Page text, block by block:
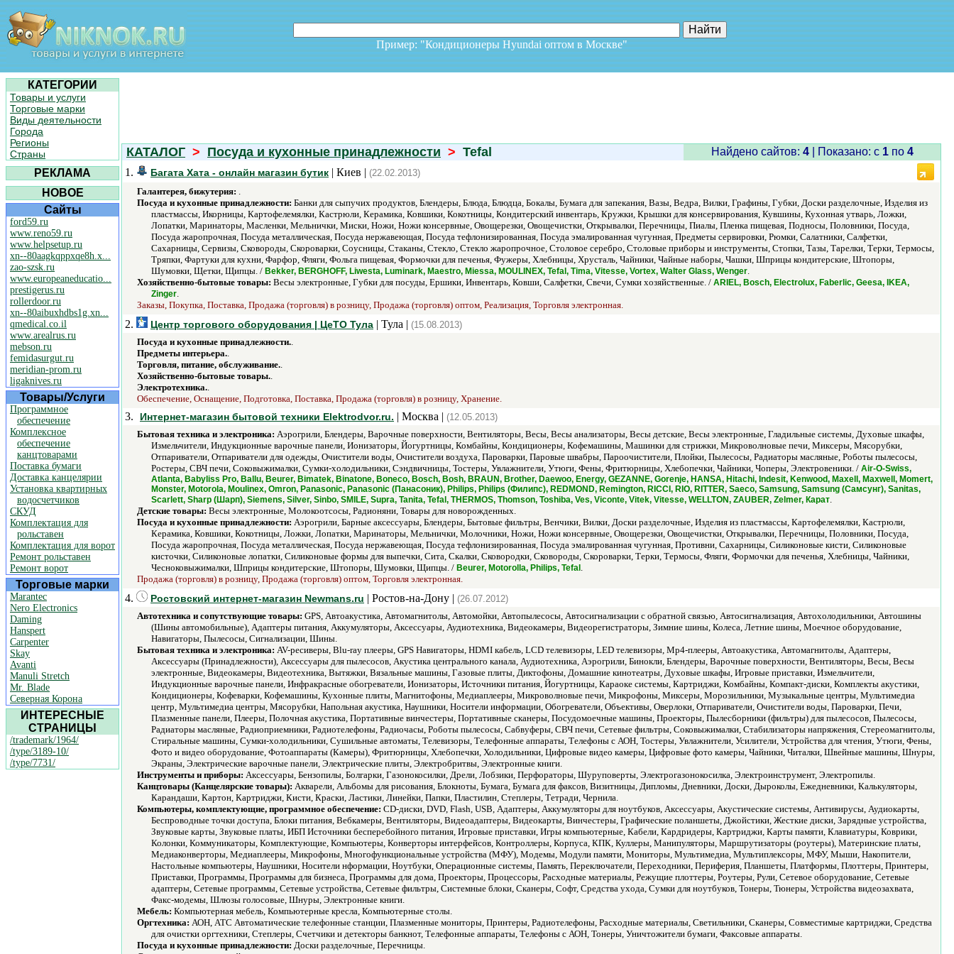
Пример: "Кондиционеры Hyundai оптом в Москве"
КАТЕГОРИИ
Товары и услуги
Торговые марки
Виды деятельности
Города
Регионы
Страны
РЕКЛАМА
НОВОЕ
Сайты
ford59.ru
www.reno59.ru
www.helpsetup.ru
xn--80aagkqppxqe8h.x...
zao-szsk.ru
www.europeaneducatio...
prestigerus.ru
rollerdoor.ru
xn--80aibuxhdbs1g.xn...
qmedical.co.il
www.arealrus.ru
mebson.ru
femidasurgut.ru
meridian-prom.ru
ligaknives.ru
Товары/Услуги
Программное
обеспечение
Комплексное
обеспечение
канцтоварами
Поставка бумаги
Доставка канцелярии
Установка квартирных
водосчетчиков
СКУД
Комплектация для
рольставен
Комплектация для ворот
Ремонт рольставен
Ремонт ворот
Торговые марки
Marantec
Nero Electronics
Daming
Hanspert
Carpenter
Skay
Avanti
Manuli Stretch
Mr. Blade
Северная Корона
ИНТЕРЕСНЫЕ
СТРАНИЦЫ
/trademark/1964/
/type/3189-10/
/type/7731/
КАТАЛОГ > Посуда и кухонные принадлежности > Tefal Найдено сайтов: 4| Показано: c 1по 4
1.
Багата Хата - онлайн магазин бутик | Киев | (22.02.2013)
Галантерея, бижутерия: .
Посуда и кухонные принадлежности: Банки для сыпучих продуктов, Блендеры, Блюда, Блюдца, Бокалы, Бумага для запекания, Вазы, Ведра, Вилки, Графины, Губки, Доски разделочные, Изделия из
пластмассы, Икорницы, Картофелемялки, Кастрюли, Керамика, Ковшики, Кокотницы, Кондитерский инвентарь, Кружки, Крышки для консервирования, Кувшины, Кухонная утварь, Ложки,
Лопатки, Маринаторы, Масленки, Мельнички, Миски, Ножи, Ножи консервные, Овощерезки, Овощечистки, Открывалки, Перечницы, Пиалы, Пленка пищевая, Подносы, Половники, Посуда,
Посуда жаропрочная, Посуда металлическая, Посуда нержавеющая, Посуда тефлонизированная, Посуда эмалированная чугунная, Предметы сервировки, Рюмки, Салатники, Салфетки,
Сахарницы, Сервизы, Сковороды, Скороварки, Соусницы, Стаканы, Стекло, Стекло жаропрочное, Столовое серебро, Столовые приборы и инструменты, Стопки, Тазы, Тарелки, Терки, Термосы,
Тряпки, Фартуки для кухни, Фарфор, Фляги, Фольга пищевая, Формочки для печенья, Фужеры, Хлебницы, Хрусталь, Чайники, Чайные наборы, Чашки, Шприцы кондитерские, Штопоры,
Шумовки, Щетки, Щипцы. / Bekker, BERGHOFF, Liwesta, Luminark, Maestro, Miessa, MOULINEX, Tefal, Tima, Vitesse, Vortex, Walter Glass, Wenger.
Хозяйственно-бытовые товары: Весы электронные, Губки для посуды, Ершики, Инвентарь, Ковши, Салфетки, Свечи, Сумки хозяйственные. / ARIEL, Bosch, Electrolux, Faberlic, Geesa, IKEA,
Zinger.
Заказы, Покупка, Поставка, Продажа (торговля) в розницу, Продажа (торговля) оптом, Реализация, Торговля электронная.
2. Центр торгового оборудования | ЦеТО Тула | Тула | (15.08.2013)
Посуда и кухонные принадлежности..
Предметы интерьера..
Торговля, питание, обслуживание..
Хозяйственно-бытовые товары..
Электротехника..
Обеспечение, Оснащение, Подготовка, Поставка, Продажа (торговля) в розницу, Хранение.
3. Интернет-магазин бытовой техники Elektrodvor.ru. | Москва | (12.05.2013)
Бытовая техника и электроника: Аэрогрили, Блендеры, Варочные поверхности, Вентиляторы, Весы, Весы анализаторы, Весы детские, Весы электронные, Гладильные системы, Духовые шкафы,
Измельчители, Индукционные варочные панели, Ионизаторы, Йогуртницы, Комбайны, Кондиционеры, Кофемашины, Машинки для стрижки, Микроволновые печи, Миксеры, Мясорубки,
Отпариватели, Отпариватели для одежды, Очистители воды, Очистители воздуха, Пароварки, Паровые швабры, Пароочистители, Плойки, Пылесосы, Радиаторы масляные, Роботы пылесосы,
Ростеры, СВЧ печи, Соковыжималки, Сумки-холодильники, Сэндвичницы, Тостеры, Увлажнители, Утюги, Фены, Фритюрницы, Хлебопечки, Чайники, Чоперы, Электровеники. / Air-O-Swiss,
Atlanta, Babyliss Pro, Ballu, Beurer, Bimatek, Binatone, Boneco, Bosch, Bosh, BRAUN, Brother, Daewoo, Energy, GEZANNE, Gorenje, HANSA, Hitachi, Indesit, Kenwood, Maxell, Maxwell, Momert,
Monster, Motorola, Moulinex, Omron, Panasonic, Panasonic (Панасоник), Philips, Philips (Филипс), REDMOND, Remington, RICCI, RIO, RITTER, Saeco, Samsung, Samsung (Самсунг), Sanitas,
Scarlett, Sharp (Шарп), Siemens, Silver, Sinbo, SMILE, Supra, Tanita, Tefal, THERMOS, Thomson, Toshiba, Ves, Viconte, Vitek, Vitesse, WELLTON, ZAUBER, Zelmer, Карат.
Детские товары: Весы электронные, Молокоотсосы, Радионяни, Товары для новорожденных.
Посуда и кухонные принадлежности: Аэрогрили, Барные аксессуары, Блендеры, Бытовые фильтры, Венчики, Вилки, Доски разделочные, Изделия из пластмассы, Картофелемялки, Кастрюли,
Керамика, Ковшики, Кокотницы, Ложки, Лопатки, Маринаторы, Мельнички, Молочники, Ножи, Ножи консервные, Овощерезки, Овощечистки, Открывалки, Перечницы, Половники, Посуда,
Посуда жаропрочная, Посуда металлическая, Посуда нержавеющая, Посуда тефлонизированная, Посуда эмалированная чугунная, Противни, Сахарницы, Силиконовые кисти, Силиконовые
кисточки, Силиконовые лопатки, Силиконовые формы для выпечки, Сита, Скалки, Сковородки, Сковороды, Скороварки, Терки, Термосы, Фляги, Формочки для печенья, Хлебницы, Чайники,
Чесноковыжималки, Шприцы кондитерские, Штопоры, Шумовки, Щипцы. / Beurer, Motorolla, Philips, Tefal .
Продажа (торговля) в розницу, Продажа (торговля) оптом, Торговля электронная.
4. Ростовский интернет-магазин Newmans.ru | Ростов-на-Дону | (26.07.2012)
Автотехника и сопутствующие товары: GPS, Автоакустика, Автомагнитолы, Автомойки, Автопылесосы, Автосигнализации с обратной связью, Автосигнализация, Автохолодильники, Автошины
(Шины автомобильные), Адаптеры питания, Аккумуляторы, Аксессуары, Аудиотехника, Видеокамеры, Видеорегистраторы, Зимние шины, Колeса, Летние шины, Моечное оборудование,
Навигаторы, Пылесосы, Сигнализации, Шины.
Бытовая техника и электроника: AV-ресиверы, Blu-ray плееры, GPS Навигаторы, HDMI кабель, LCD телевизоры, LED телевизоры, Mp4-плееры, Автоакустика, Автомагнитолы, Адаптеры,
Аксессуары (Принадлежности), Аксессуары для пылесосов, Акустика центрального канала, Аудиотехника, Аэрогрили, Бинокли, Блендеры, Варочные поверхности, Вентиляторы, Весы, Весы
электронные, Видеокамеры, Видеотехника, Вытяжки, Вязальные машины, Газовые плиты, Диктофоны, Домашние кинотеатры, Духовые шкафы, Игровые приставки, Измельчители,
Индукционные варочные панели, Инфракрасные обогреватели, Ионизаторы, Источники питания, Йогуртницы, Караоке системы, Картриджи, Комбайны, Компакт-диски, Комплекты акустики,
Кондиционеры, Кофеварки, Кофемашины, Кухонные плиты, Магнитофоны, Медиаплееры, Микроволновые печи, Микрофоны, Миксеры, Морозильники, Музыкальные центры, Мультимедиа
центр, Мультимедиа центры, Мясорубки, Напольная акустика, Наушники, Носители информации, Обогреватели, Объективы, Оверлоки, Отпариватели, Очистители воды, Пароварки, Печи,
Плазменные панели, Плееры, Полочная акустика, Портативные винчестеры, Портативные сканеры, Посудомоечные машины, Проекторы, Пылесборники (фильтры) для пылесосов, Пылесосы,
Радиаторы масляные, Радиоприемники, Радиотелефоны, Радиочасы, Роботы пылесосы, Сабвуферы, СВЧ печи, Сетевые фильтры, Соковыжималки, Стабилизаторы напряжения, Стереомагнитолы,
Стиральные машины, Сумки-холодильники, Сушильные автоматы, Телевизоры, Телефонные аппараты, Телефоны с АОН, Тостеры, Увлажнители, Усилители, Устройства для чтения, Утюги, Фены,
Фото и видео оборудование, Фотоаппараты (Камеры), Фритюрницы, Хлебопечки, Холодильники, Цифровые видео камеры, Цифровые фото камеры, Чайники, Читалки, Швейные машины, Шнуры,
Экраны, Электрические варочные панели, Электрические плиты, Электробритвы, Электронные книги.
Инструменты и приборы: Аксессуары, Бензопилы, Болгарки, Газонокосилки, Дрели, Лобзики, Перфораторы, Шуруповерты, Электрогазонокосилка, Электроинструмент, Электропилы.
Канцтовары (Канцелярские товары): Акварели, Альбомы для рисования, Блокноты, Бумага, Бумага для факсов, Визитницы, Дипломы, Дневники, Доски, Дыроколы, Ежедневники, Калькуляторы,
Карандаши, Картон, Картриджи, Кисти, Краски, Ластики, Линейки, Папки, Пластилин, Степлеры, Тетради, Чернила.
Компьютеры, комплектующие, программное обеспечение: CD-диски, DVD, Flash, USB, Адаптеры, Аккумуляторы для ноутбуков, Аксессуары, Акустические системы, Антивирусы, Аудиокарты,
Беспроводные точки доступа, Блоки питания, Вебкамеры, Вентиляторы, Видеоадаптеры, Видеокарты, Винчестеры, Графические поланшеты, Джойстики, Жесткие диски, Зарядные устройства,
Звуковые карты, Звуковые платы, ИБП Источники бесперебойного питания, Игровые приставки, Игры компьютерные, Кабели, Кардридеры, Картриджи, Карты памяти, Клавиатуры, Коврики,
Колонки, Коммуникаторы, Комплектующие, Компьютеры, Конверторы интерфейсов, Контроллеры, Корпуса, КПК, Куллеры, Манипуляторы, Маршрутизаторы (роутеры), Материнские платы,
Медиаконверторы, Медиаплееры, Микрофоны, Многофункциональные устройства (МФУ), Модемы, Модули памяти, Мониторы, Мультимедиа, Мультиплексоры, МФУ, Мыши, Накопители,
Настольные компьютеры, Наушники, Носители нформации, Ноутбуки, Операционные системы, Память, Переключатели, Переходники, Периферия, Планшеты, Платформы, Плоттеры, Принтеры,
Приставки, Программы, Программы для бизнеса, Программы для дома, Проекторы, Процессоры, Расходные материалы, Режущие плоттеры, Роутеры, Рули, Сетевое оборудование, Сетевые
адаптеры, Сетевые программы, Сетевые устройства, Сетевые фильтры, Системные блоки, Сканеры, Софт, Средства ухода, Сумки для ноутбуков, Тонеры, Тюнеры, Устройства видеозахвата,
Факс-модемы, Шлюзы голосовые, Шнуры, Электронные книги.
Мебель: Компьютерная мебель, Компьютерные кресла, Компьютерные столы.
Оргтехника: АОН, АТС Автоматические телефонные станции, Плазменные мониторы, Принтеры, Радиотелефоны, Расходные материалы, Светильники, Сканеры, Совместимые картриджи, Средства
для очистки оргтехники, Степлеры, Счетчики и детекторы банкнот, Телефонные аппараты, Телефоны с АОН, Тонеры, Уничтожители бумаги, Факсовые аппараты.
Посуда и кухонные принадлежности: Доски разделочные, Перечницы.